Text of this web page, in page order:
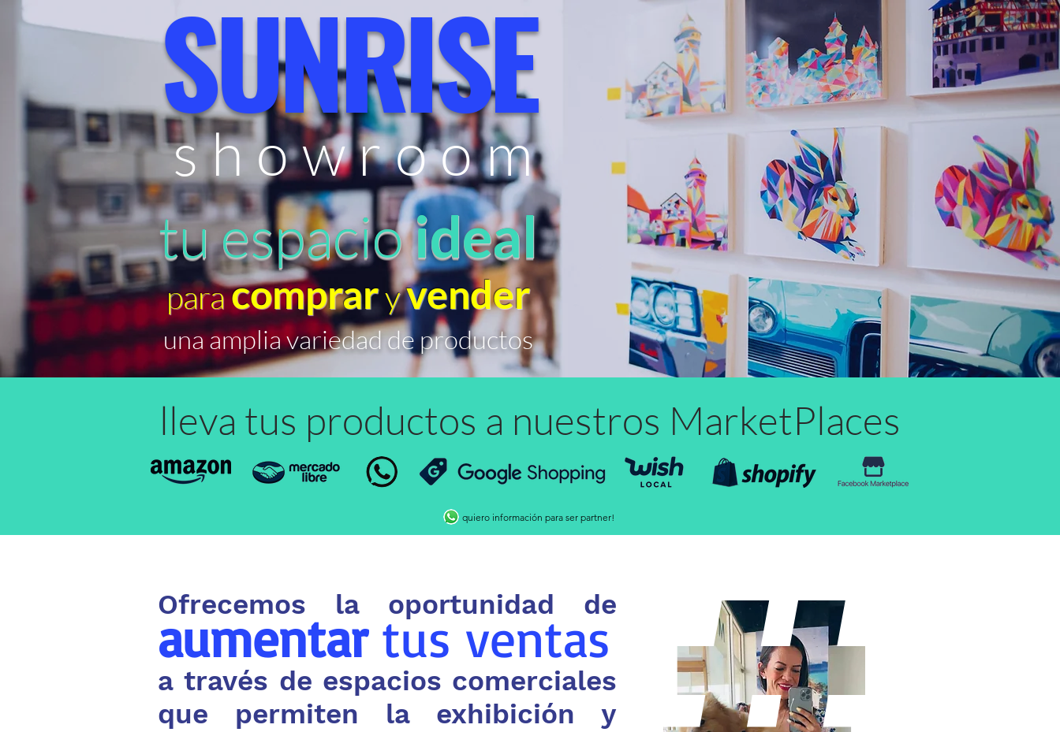
SUNRISE
showroom
tu espacioideal
paracompraryvender
una amplia variedad de productos
lleva tus productos a nuestros MarketPlaces
quiero información para ser partner!
Ofrecemos la oportunidad de
aumentartus ventas
a través de espacios comerciales
que permiten la exhibición y